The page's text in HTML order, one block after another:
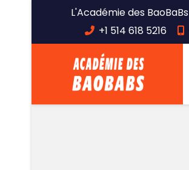
+1 514 618 5216
L'Académie des